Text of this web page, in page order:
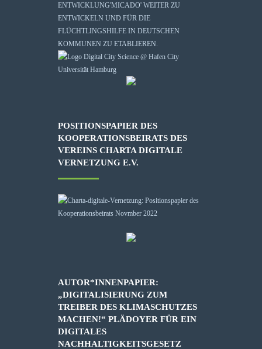
ENTWICKLUNG'MICADO' WEITER ZU
ENTWICKELN UND FÜR DIE
FLÜCHTLINGSHILFE IN DEUTSCHEN
KOMMUNEN ZU ETABLIEREN.
POSITIONSPAPIER DES
KOOPERATIONSBEIRATS DES
VEREINS CHARTA DIGITALE
VERNETZUNG E.V.
AUTOR*INNENPAPIER:
„DIGITALISIERUNG ZUM
TREIBER DES KLIMASCHUTZES
MACHEN!“ PLÄDOYER FÜR EIN
DIGITALES
NACHHALTIGKEITSGESETZ